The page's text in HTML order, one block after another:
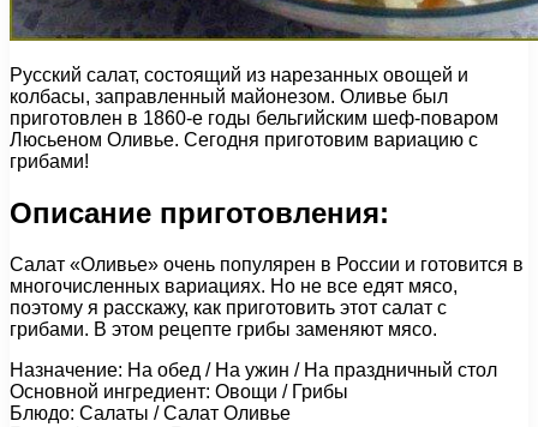
Русский салат, состоящий из нарезанных овощей и
колбасы, заправленный майонезом. Оливье был
приготовлен в 1860-е годы бельгийским шеф-поваром
Люсьеном Оливье. Сегодня приготовим вариацию с
грибами!
Описание приготовления:
Салат «Оливье» очень популярен в России и готовится в
многочисленных вариациях. Но не все едят мясо,
поэтому я расскажу, как приготовить этот салат с
грибами. В этом рецепте грибы заменяют мясо.
Назначение: На обед / На ужин / На праздничный стол
Основной ингредиент: Овощи / Грибы
Блюдо: Салаты / Салат Оливье